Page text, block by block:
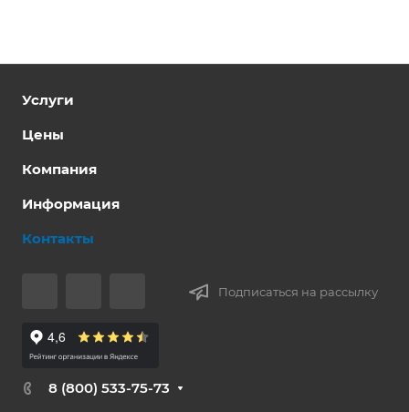
Услуги
Цены
Компания
Информация
Контакты
Подписаться на рассылку
8 (800) 533-75-73